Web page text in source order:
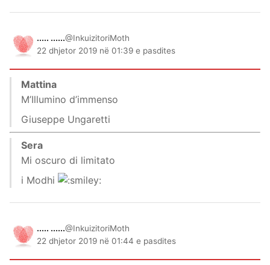
..... ......@InkuizitoriMoth
22 dhjetor 2019 në 01:39 e pasdites
Mattina
M’Illumino d’immenso
Giuseppe Ungaretti
Sera
Mi oscuro di limitato
i Modhi
..... ......@InkuizitoriMoth
22 dhjetor 2019 në 01:44 e pasdites